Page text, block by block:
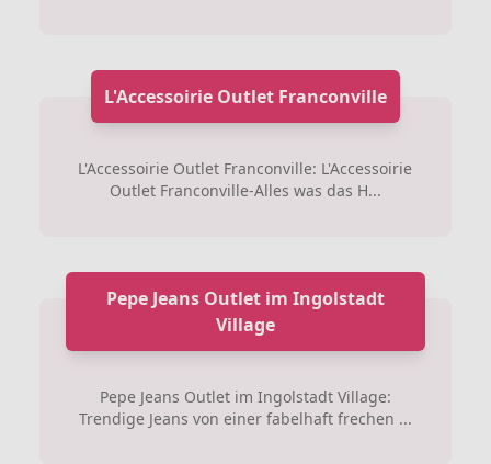
L'Accessoirie Outlet Franconville
L'Accessoirie Outlet Franconville: L'Accessoirie
Outlet Franconville-Alles was das H...
Pepe Jeans Outlet im Ingolstadt
Village
Pepe Jeans Outlet im Ingolstadt Village:
Trendige Jeans von einer fabelhaft frechen ...